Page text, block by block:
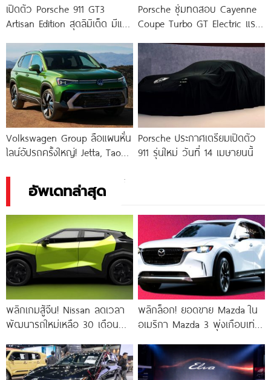
เปิดตัว Porsche 911 GT3
Artisan Edition สุดลิมิเต็ด มีแค่
Porsche ซุ่มทดสอบ Cayenne
Coupe Turbo GT Electric แรง
Volkswagen Group ลือแผนหั่น
ไลน์อัปรถครั้งใหญ่! Jetta, Taos,
เสี่ยงถูกยกเลิก หวังประหยัดงบ
กว่า 2.4
Porsche ประกาศเตรียมเปิดตัว
911 รุ่นใหม่ วันที่ 14 เมษายนนี้
อัพเดทล่าสุด
พลิกเกมสู้จีน! Nissan ลดเวลา
พัฒนารถใหม่เหลือ 30 เดือน
Skyline สู่ยุค
พลิกล็อก! ยอดขาย Mazda ใน
อเมริกา Mazda 3 พุ่งเกือบเท่า